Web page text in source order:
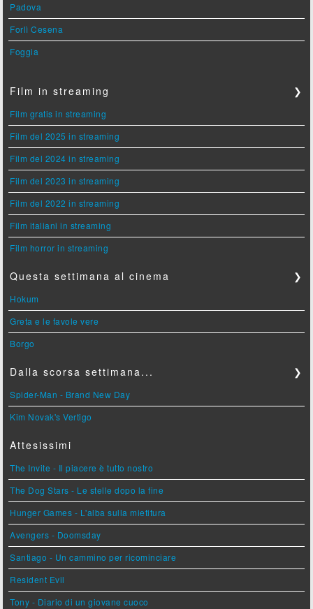
Padova
Forlì Cesena
Foggia
Film in streaming ❯
Film gratis in streaming
Film del 2025 in streaming
Film del 2024 in streaming
Film del 2023 in streaming
Film del 2022 in streaming
Film italiani in streaming
Film horror in streaming
Questa settimana al cinema ❯
Hokum
Greta e le favole vere
Borgo
Dalla scorsa settimana... ❯
Spider-Man - Brand New Day
Kim Novak's Vertigo
Attesissimi
The Invite - Il piacere è tutto nostro
The Dog Stars - Le stelle dopo la fine
Hunger Games - L'alba sulla mietitura
Avengers - Doomsday
Santiago - Un cammino per ricominciare
Resident Evil
Tony - Diario di un giovane cuoco